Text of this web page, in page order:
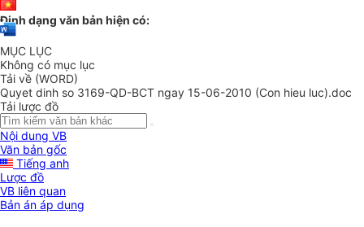
Định dạng văn bản hiện có:
MỤC LỤC
Không có mục lục
Tải về (WORD)
Quyet dinh so 3169-QD-BCT ngay 15-06-2010 (Con hieu luc).doc
Tải lược đồ
Nội dung VB
Văn bản gốc
Tiếng anh
Lược đồ
VB liên quan
Bản án áp dụng